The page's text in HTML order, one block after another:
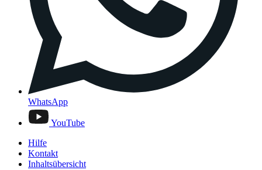
WhatsApp
YouTube
Hilfe
Kontakt
Inhaltsübersicht